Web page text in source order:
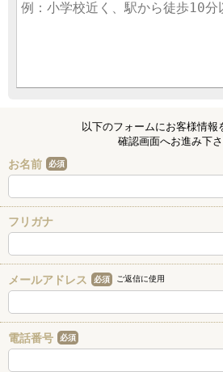
以下のフォームにお客様情報
確認画面へお進み下さ
お名前 必須
フリガナ
メールアドレス 必須 ご返信に使用
電話番号 必須